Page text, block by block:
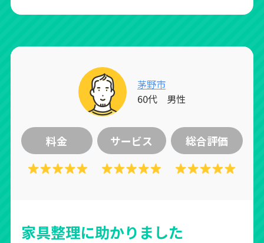
茅野市
60代 男性
料金 サービス 総合評価
家具整理に助かりました